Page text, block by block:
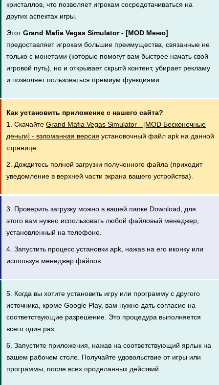
кристаллов, что позволяет игрокам сосредотачиваться на
других аспектах игры.
ЭтотGrand Mafia Vegas Simulator - [MOD Меню]
предоставляет игрокам большие преимущества, связанные не
только с монетами (которые помогут вам быстрее начать свой
игровой путь), но и открывает скрытй контент, убирает рекламу
и позволяет пользоваться премиум функциями.
Как установить приложение с нашего сайта?
1. Скачайте Grand Mafia Vegas Simulator - [MOD Бесконечные
деньги] - взломанная версия установочный файл apk на данной
странице.
2. Дождитесь полной загрузки полученного файла (приходит
уведомление в верхней части экрана вашего устройства).
3. Проверить загрузку можно в вашей папке Download, для
этого вам нужно использовать любой файловый менеджер,
установленный на телефоне.
4. Запустить процесс установки apk, нажав на его иконку или
используя менеджер файлов.
5. Когда вы хотите установить игру или программу с другого
источника, кроме Google Play, вам нужно дать согласие на
соответствующие разрешение. Это процедура выполняется
всего один раз.
6. Запустите приложения, нажав на соответствующий ярлык на
вашем рабочем столе. Получайте удовольствие от игры или
программы, после всех проделанных действий.